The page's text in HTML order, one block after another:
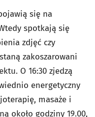
się na
spotkają się
zdjęć czy
zakoszarowani
O 16:30 zjedzą
energetyczny
masaże i
około godziny 19.00,